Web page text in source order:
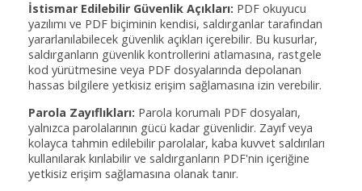
İstismar Edilebilir Güvenlik Açıkları: PDF okuyucu
yazılımı ve PDF biçiminin kendisi, saldırganlar tarafından
yararlanılabilecek güvenlik açıkları içerebilir. Bu kusurlar,
saldırganların güvenlik kontrollerini atlamasına, rastgele
kod yürütmesine veya PDF dosyalarında depolanan
hassas bilgilere yetkisiz erişim sağlamasına izin verebilir.
Parola Zayıflıkları: Parola korumalı PDF dosyaları,
yalnızca parolalarının gücü kadar güvenlidir. Zayıf veya
kolayca tahmin edilebilir parolalar, kaba kuvvet saldırıları
kullanılarak kırılabilir ve saldırganların PDF'nin içeriğine
yetkisiz erişim sağlamasına olanak tanır.